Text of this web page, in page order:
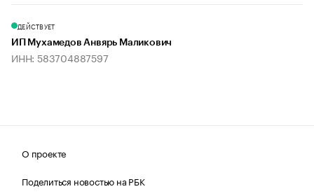
ДЕЙСТВУЕТ
ИП Мухамедов Анвярь Маликович
ИНН: 583704887597
О проекте
Поделиться новостью на РБК